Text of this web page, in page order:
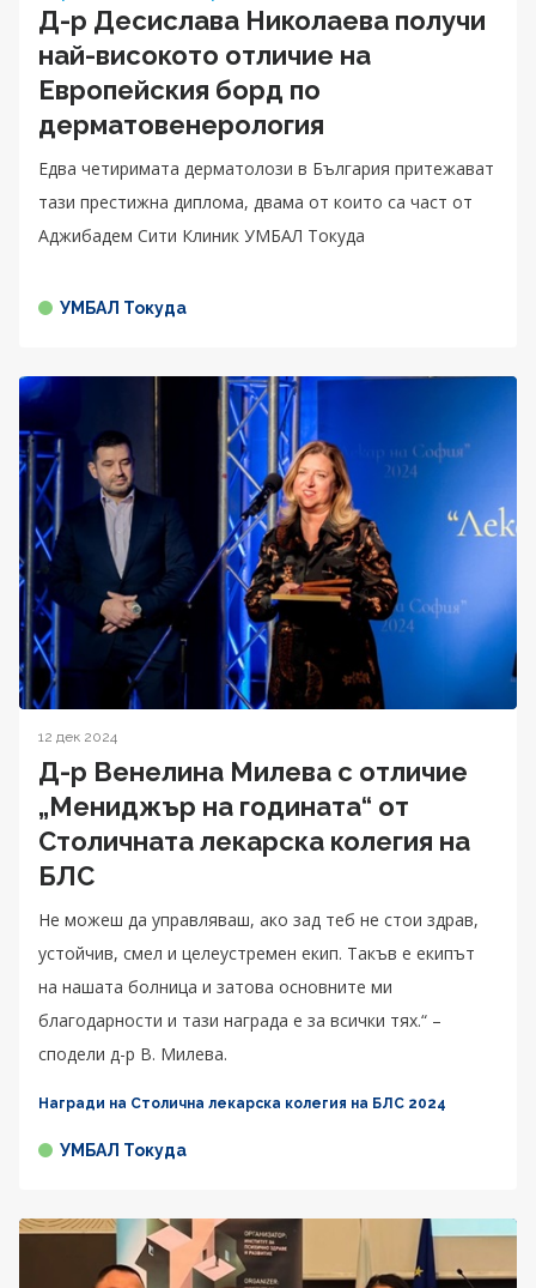
Д-р Десислава Николаева получи
най-високото отличие на
Европейския борд по
дерматовенерология
Едва четиримата дерматолози в България притежават
тази престижна диплома, двама от които са част от
Аджибадем Сити Клиник УМБАЛ Токуда
УМБАЛ Токуда
12 дек 2024
Д-р Венелина Милева с отличие
„Мениджър на годината“ от
Столичната лекарска колегия на
БЛС
Не можеш да управляваш, ако зад теб не стои здрав,
устойчив, смел и целеустремен екип. Такъв е екипът
на нашата болница и затова основните ми
благодарности и тази награда е за всички тях.“ –
сподели д-р В. Милева.
Награди на Столична лекарска колегия на БЛС 2024
УМБАЛ Токуда